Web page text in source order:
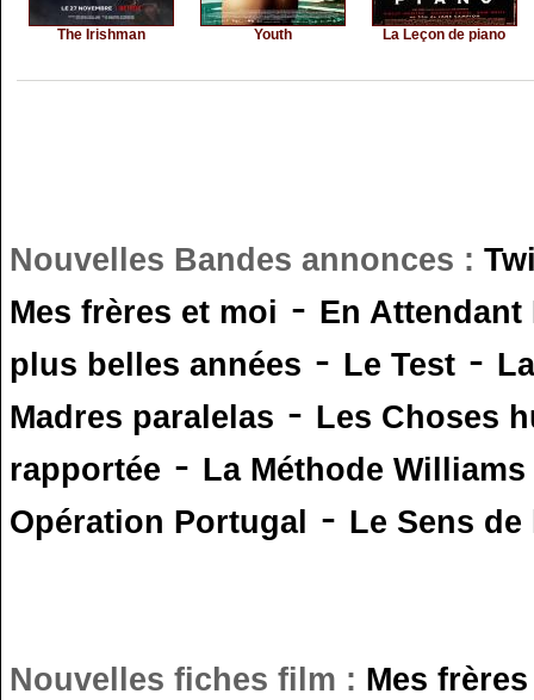
The Irishman Youth La Leçon de piano
Nouvelles Bandes annonces :
Mes frères et moi - En
plus belles années - Le Test -
Madres paralelas - Les Choses
rapportée - La Méthode Williams
Opération Portugal - Le Sens
Nouvelles fiches film : Mes